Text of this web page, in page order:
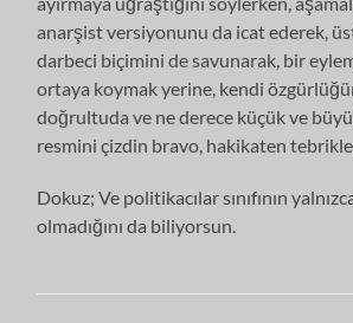
anarşist versiyonunu da icat ederek,
darbeci biçimini de savunarak, bir
ortaya koymak yerine, kendi
doğrultuda ve ne derece küçük ve
resmini çizdin bravo, hakikaten
Dokuz; Ve politikacılar sınıfının
olmadığını da biliyorsun.